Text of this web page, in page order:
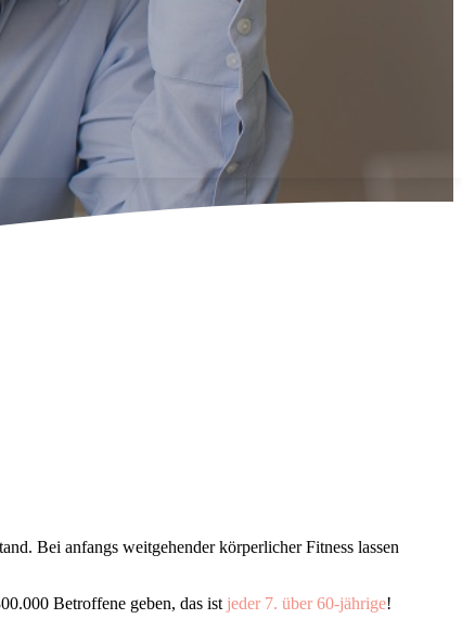
Bei anfangs weitgehender körperlicher Fitness lassen
Betroffene geben, das ist jeder 7. über 60-jährige!